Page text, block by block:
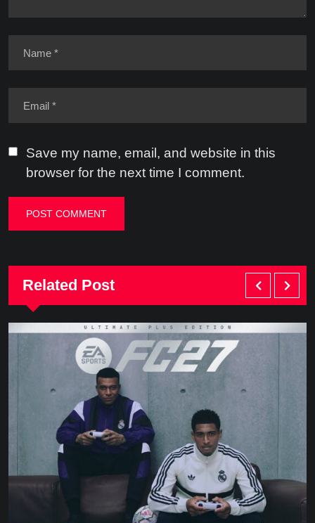
Save my name, email, and website in this
browser for the next time I comment.
Related Post